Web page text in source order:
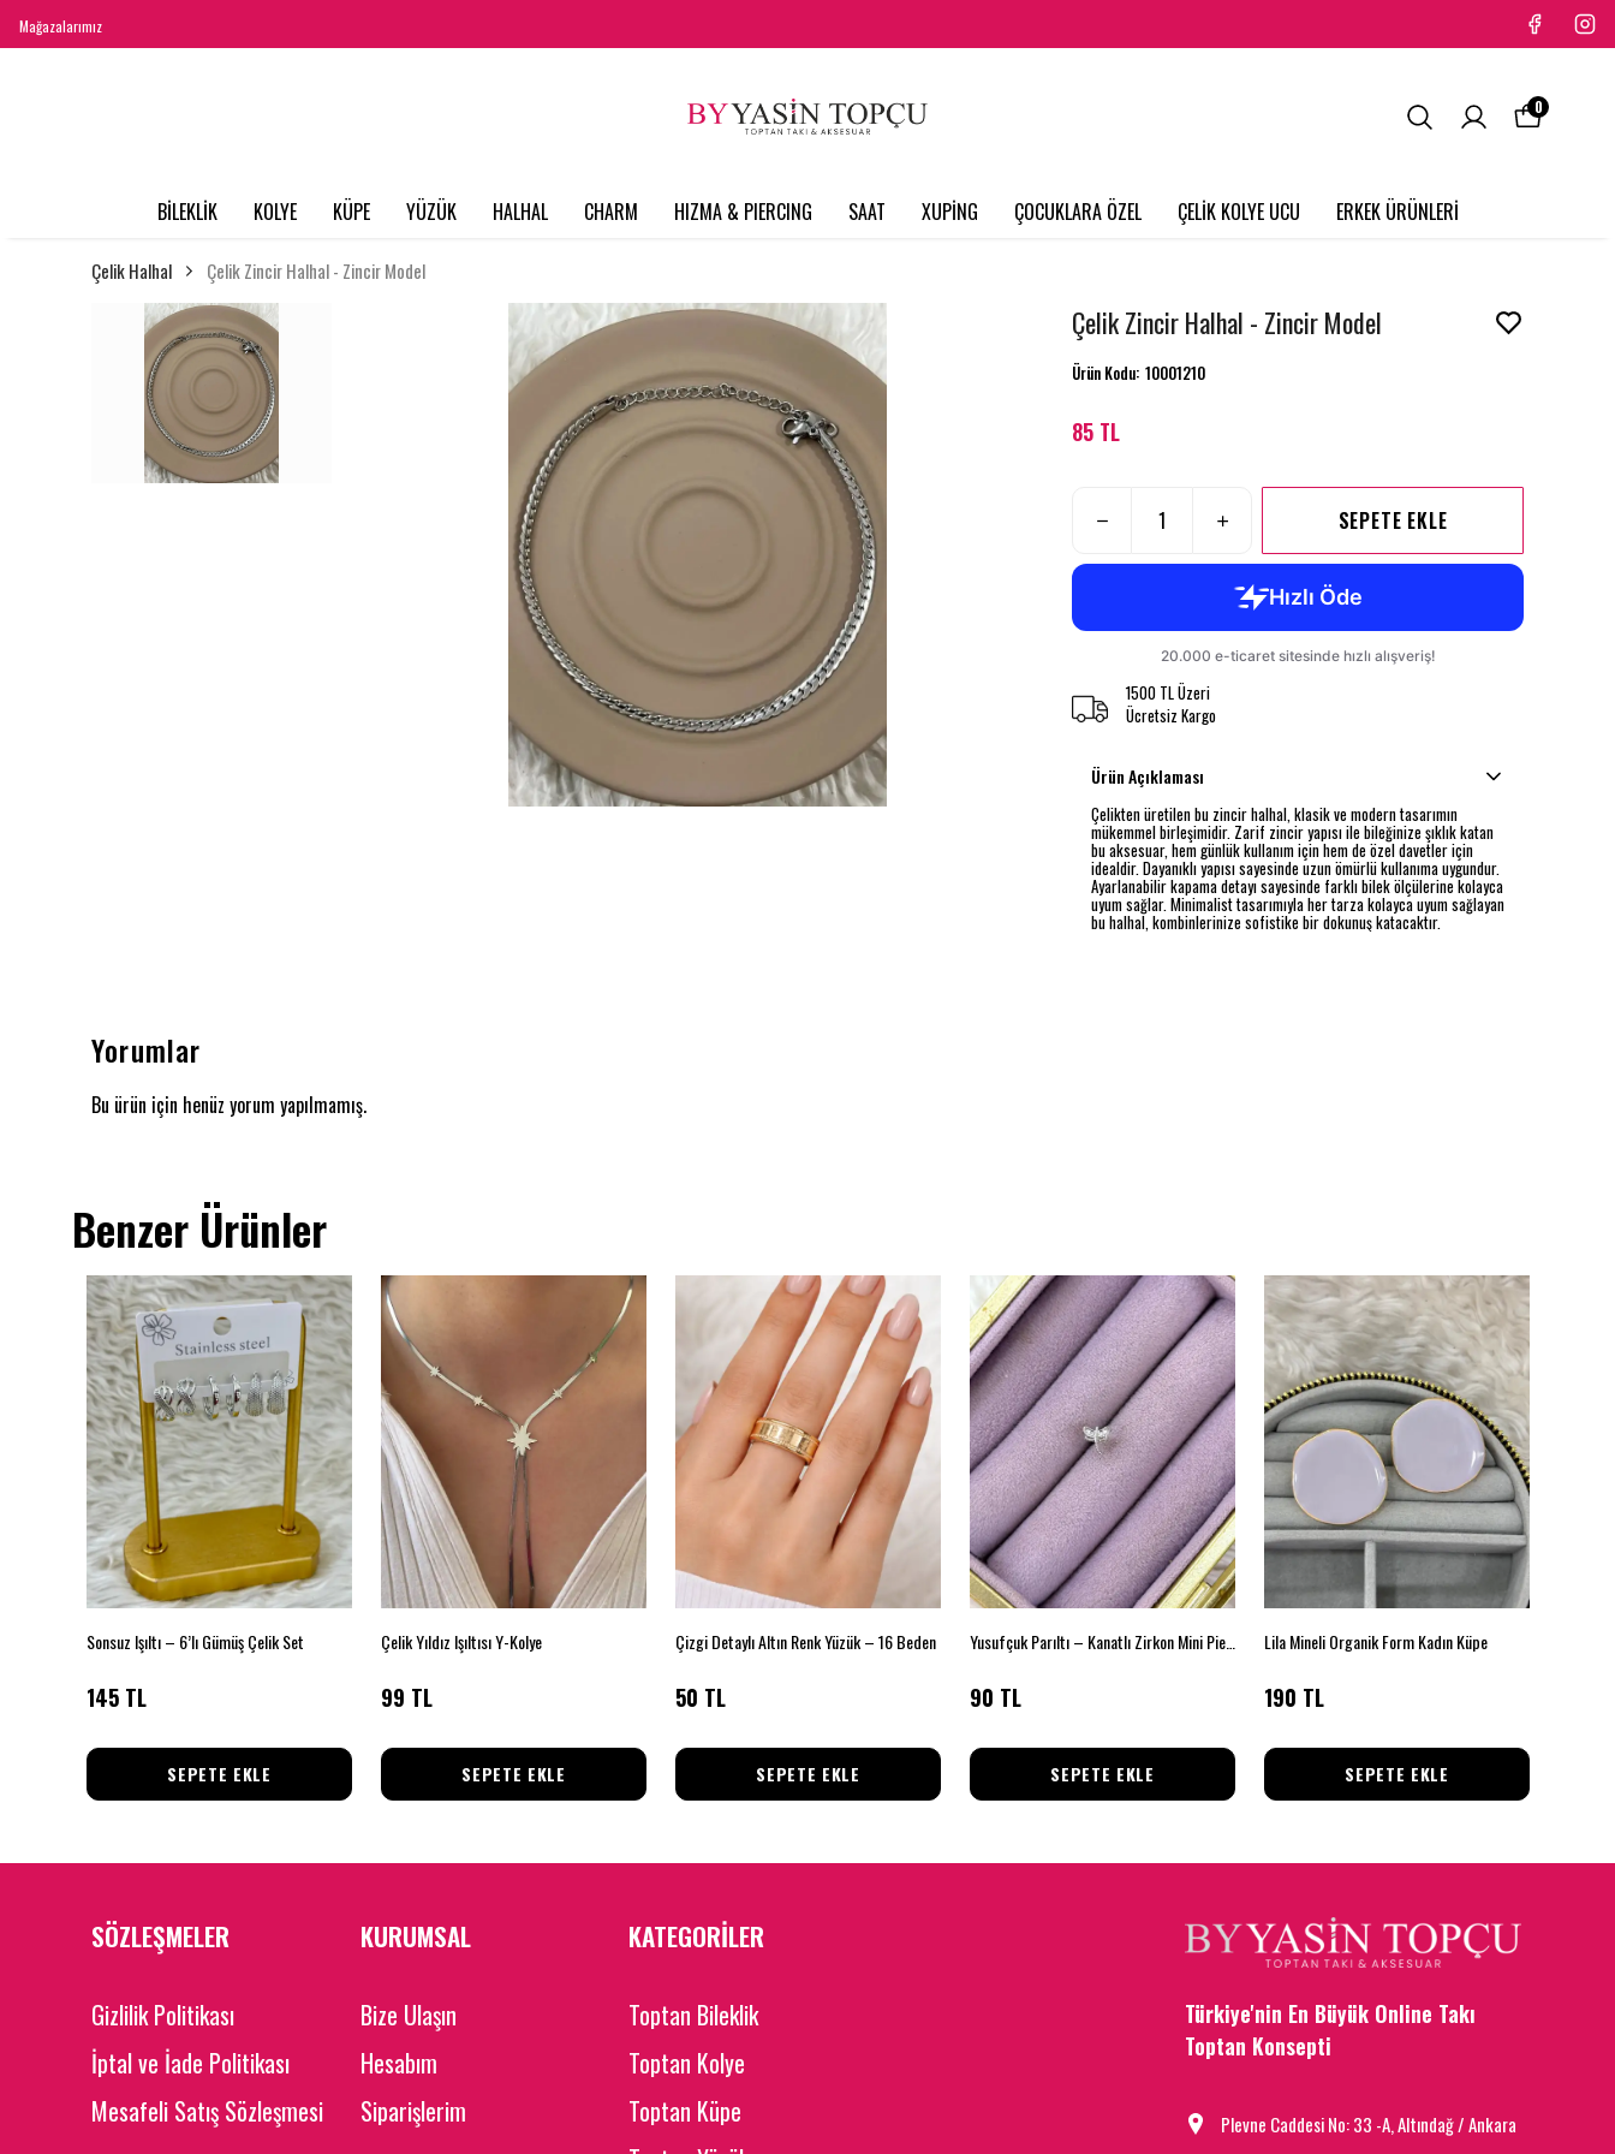
Mağazalarımız
BİLEKLİK KOLYE KÜPE YÜZÜK HALHAL CHARM HIZMA & PIERCING SAAT XUPİNG ÇOCUKLARA ÖZEL ÇELİK KOLYE UCU ERKEK ÜRÜNLERİ
0
Çelik Halhal Çelik Zincir Halhal - Zincir Model
Çelik Zincir Halhal - Zincir Model
Ürün Kodu: 10001210
85 TL
SEPETE EKLE
1500 TL Üzeri
Ücretsiz Kargo
Ürün Açıklaması
Çelikten üretilen bu zincir halhal, klasik ve modern tasarımın
mükemmel birleşimidir. Zarif zincir yapısı ile bileğinize şıklık katan
bu aksesuar, hem günlük kullanım için hem de özel davetler için
idealdir. Dayanıklı yapısı sayesinde uzun ömürlü kullanıma uygundur.
Ayarlanabilir kapama detayı sayesinde farklı bilek ölçülerine kolayca
uyum sağlar. Minimalist tasarımıyla her tarza kolayca uyum sağlayan
bu halhal, kombinlerinize sofistike bir dokunuş katacaktır.
Yorumlar
Bu ürün için henüz yorum yapılmamış.
Benzer Ürünler
Sonsuz Işıltı – 6’lı Gümüş Çelik Set
145 TL
SEPETE EKLE
Çelik Yıldız Işıltısı Y-Kolye
99 TL
SEPETE EKLE
Çizgi Detaylı Altın Renk Yüzük – 16 Beden
50 TL
SEPETE EKLE
90 TL
SEPETE EKLE
Lila Mineli Organik Form Kadın Küpe
190 TL
SEPETE EKLE
SÖZLEŞMELER
Gizlilik Politikası
İptal ve İade Politikası
Mesafeli Satış Sözleşmesi
KURUMSAL
Bize Ulaşın
Hesabım
Siparişlerim
KATEGORİLER
Toptan Bileklik
Toptan Kolye
Toptan Küpe
Türkiye'nin En Büyük Online Takı
Toptan Konsepti
Plevne Caddesi No: 33 -A, Altındağ / Ankara